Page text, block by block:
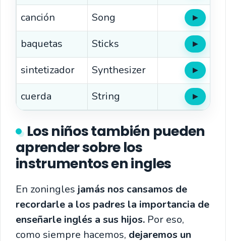
canción Song ▶Oír
baquetas Sticks ▶Oír
sintetizador Synthesizer ▶Oír
cuerda String ▶Oír
Los niños también pueden
aprender sobre los
instrumentos en ingles
En zoningles jamás nos cansamos de
recordarle a los padres la importancia de
enseñarle inglés a sus hijos. Por eso,
como siempre hacemos, dejaremos un